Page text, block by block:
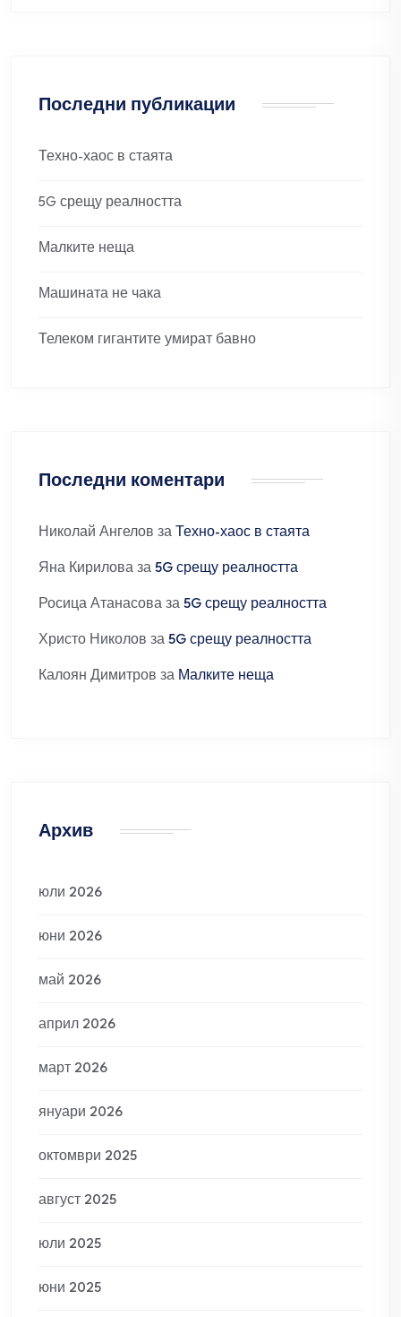
Последни публикации
Техно-хаос в стаята
5G срещу реалността
Малките неща
Машината не чака
Телеком гигантите умират бавно
Последни коментари
Николай Ангелов за Техно-хаос в стаята
Яна Кирилова за 5G срещу реалността
Росица Атанасова за 5G срещу реалността
Христо Николов за 5G срещу реалността
Калоян Димитров за Малките неща
Архив
юли 2026
юни 2026
май 2026
април 2026
март 2026
януари 2026
октомври 2025
август 2025
юли 2025
юни 2025